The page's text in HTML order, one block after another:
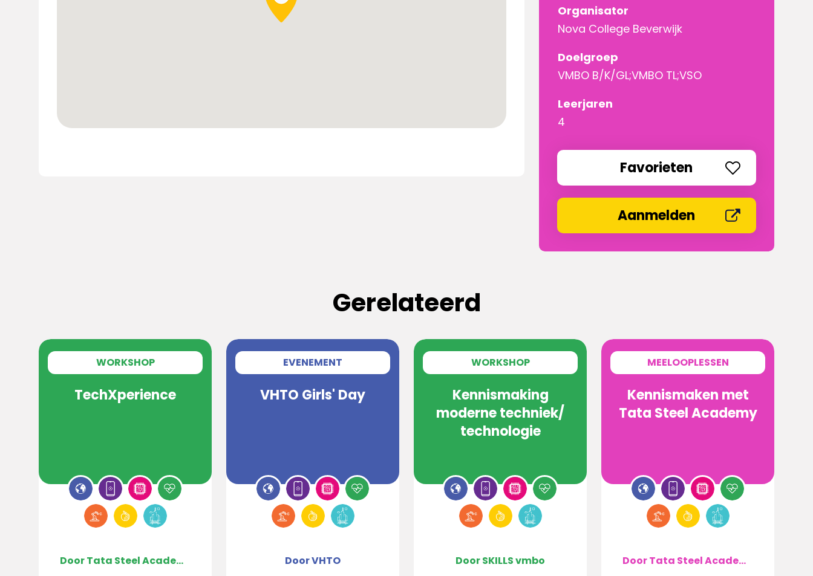
Organisator
Nova College Beverwijk
Doelgroep
VMBO B/K/GL;VMBO TL;VSO
Leerjaren
4
Favorieten
Aanmelden
Gerelateerd
WORKSHOP
TechXperience
Door Tata Steel Academy
EVENEMENT
VHTO Girls' Day
Door VHTO
WORKSHOP
Kennismaking
moderne techniek/
technologie
Door SKILLS vmbo
MEELOOPLESSEN
Kennismaken met
Tata Steel Academy
Door Tata Steel Academy